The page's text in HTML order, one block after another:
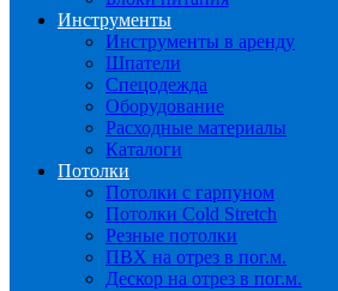
Инструменты
Инструменты в аренду
Шпатели
Спецодежда
Оборудование
Расходные материалы
Каталоги
Потолки
Потолки с гарпуном
Потолки Cold Stretch
Резные потолки
ПВХ на отрез в пог.м.
Дескор на отрез в пог.м.